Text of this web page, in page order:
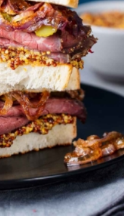
τυρί και τραγανό
ακαταμάχητο,
χορταστικό.
Εύκολη